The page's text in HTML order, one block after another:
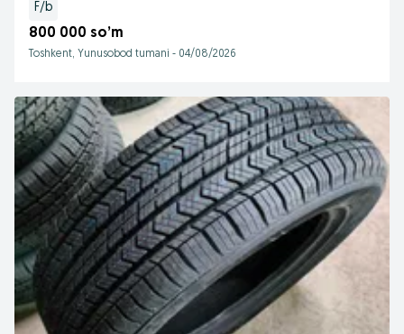
F/b
800 000 so’m
Toshkent, Yunusobod tumani - 04/08/2026